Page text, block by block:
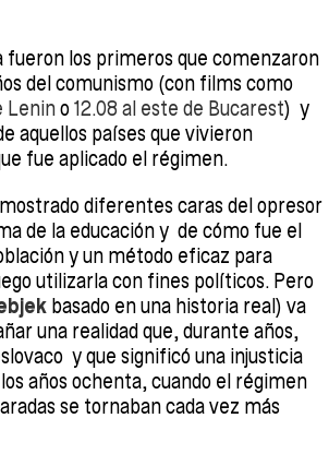
fueron los primeros que comenzaron
del comunismo (con films como
Lenino12.08 al este de Bucarest) y
aquellos países que vivieron
fue aplicado el régimen.
diferentes caras del opresor
de la educación y de cómo fue el
y un método eficaz para
utilizarla con fines políticos. Pero
basado en una historia real) va
una realidad que, durante años,
y que significó una injusticia
años ochenta, cuando el régimen
se tornaban cada vez más